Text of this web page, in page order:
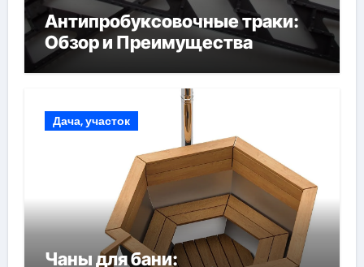
Антипробуксовочные траки:
Обзор и Преимущества
Дача, участок
Чаны для бани: